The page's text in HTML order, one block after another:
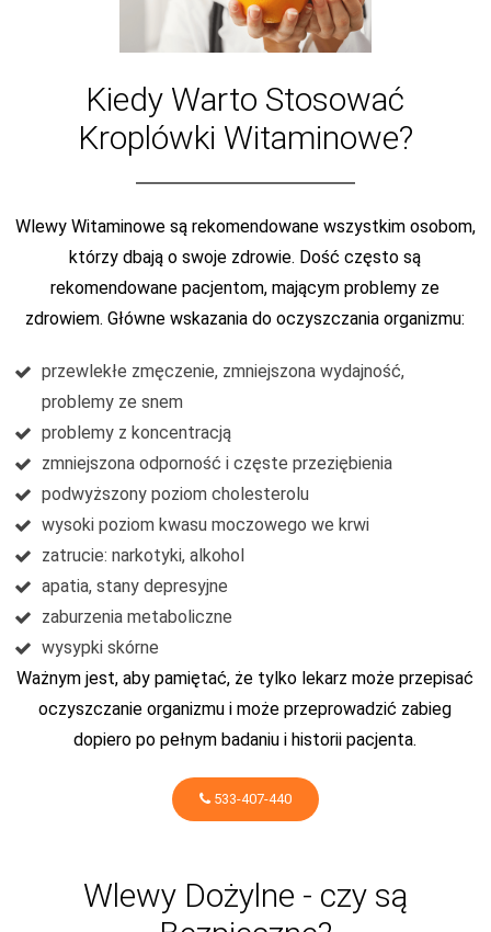
Kiedy Warto Stosować
Kroplówki Witaminowe?
Wlewy Witaminowe są rekomendowane wszystkim osobom,
którzy dbają o swoje zdrowie. Dość często są
rekomendowane pacjentom, mającym problemy ze
zdrowiem. Główne wskazania do oczyszczania organizmu:
przewlekłe zmęczenie, zmniejszona wydajność,
problemy ze snem
problemy z koncentracją
zmniejszona odporność i częste przeziębienia
podwyższony poziom cholesterolu
wysoki poziom kwasu moczowego we krwi
zatrucie: narkotyki, alkohol
apatia, stany depresyjne
zaburzenia metaboliczne
wysypki skórne
Ważnym jest, aby pamiętać, że tylko lekarz może przepisać
oczyszczanie organizmu i może przeprowadzić zabieg
dopiero po pełnym badaniu i historii pacjenta.
533-407-440
Wlewy Dożylne - czy są